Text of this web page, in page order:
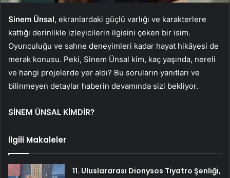
Sinem Ünsal, ekranlardaki güçlü varlığı ve karakterlere
kattığı derinlikle izleyicilerin ilgisini çeken bir isim.
Oyunculuğu ve sahne deneyimleri kadar hayat hikâyesi de
merak konusu. Peki, Sinem Ünsal kim, kaç yaşında, nereli
ve hangi projelerde yer aldı? Bu soruların yanıtları ve
bilinmeyen detaylar haberin devamında sizi bekliyor.
SİNEM ÜNSAL KİMDİR?
İlgili Makaleler
11. Uluslararası Dionysos Tiyatro Şenliği,